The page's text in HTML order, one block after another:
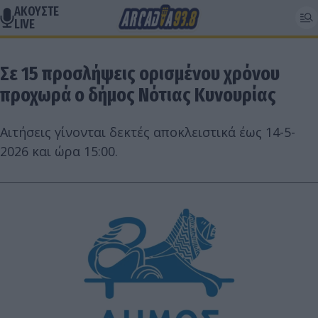
ΑΚΟΥΣΤΕ
LIVE
Σε 15 προσλήψεις ορισμένου χρόνου
προχωρά ο δήμος Νότιας Κυνουρίας
Αιτήσεις γίνονται δεκτές αποκλειστικά έως 14-5-
2026 και ώρα 15:00.